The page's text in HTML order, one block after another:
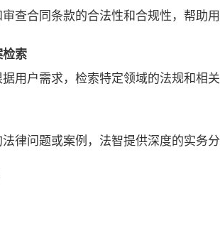
查合同条款的合法性和合规性，帮助
索
用户需求，检索特定领域的法规和相
律问题或案例，法智提供深度的实务